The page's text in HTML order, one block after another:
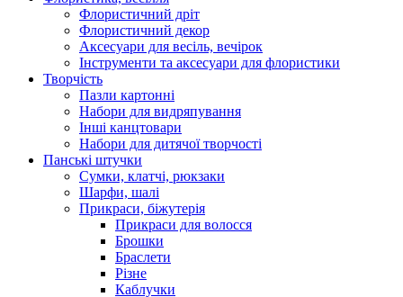
Флористичний дріт
Флористичний декор
Аксесуари для весіль, вечірок
Інструменти та аксесуари для флористики
Творчість
Пазли картонні
Набори для видряпування
Інші канцтовари
Набори для дитячої творчості
Панські штучки
Сумки, клатчі, рюкзаки
Шарфи, шалі
Прикраси, біжутерія
Прикраси для волосся
Брошки
Браслети
Різне
Каблучки